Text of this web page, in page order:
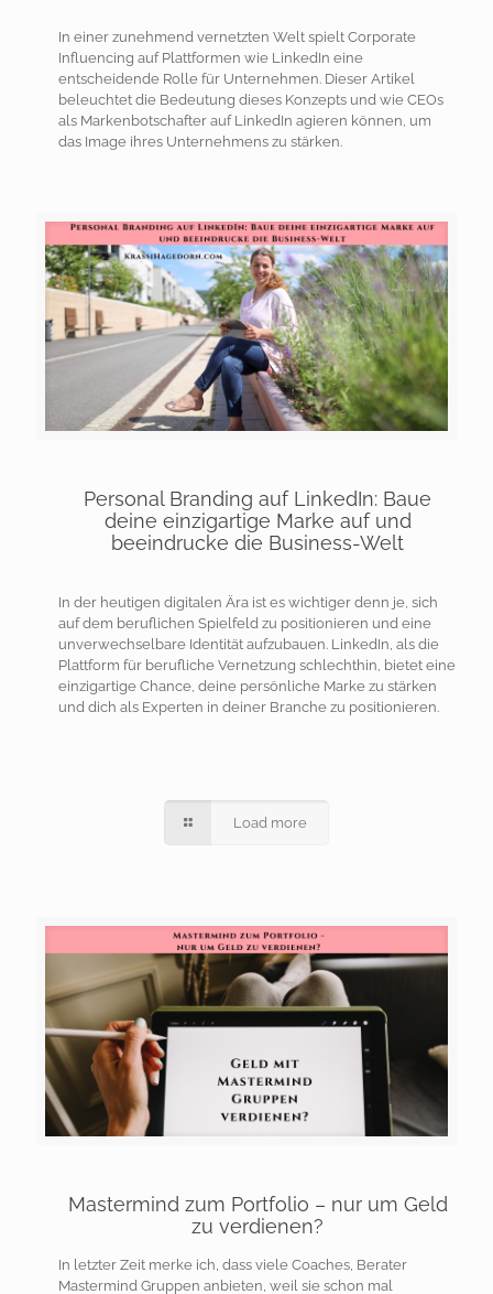
In einer zunehmend vernetzten Welt spielt Corporate
Influencing auf Plattformen wie LinkedIn eine
entscheidende Rolle für Unternehmen. Dieser Artikel
beleuchtet die Bedeutung dieses Konzepts und wie CEOs
als Markenbotschafter auf LinkedIn agieren können, um
das Image ihres Unternehmens zu stärken.
Personal Branding auf LinkedIn: Baue
deine einzigartige Marke auf und
beeindrucke die Business-Welt
In der heutigen digitalen Ära ist es wichtiger denn je, sich
auf dem beruflichen Spielfeld zu positionieren und eine
unverwechselbare Identität aufzubauen. LinkedIn, als die
Plattform für berufliche Vernetzung schlechthin, bietet eine
einzigartige Chance, deine persönliche Marke zu stärken
und dich als Experten in deiner Branche zu positionieren.
Load more
Mastermind zum Portfolio – nur um Geld
zu verdienen?
In letzter Zeit merke ich, dass viele Coaches, Berater
Mastermind Gruppen anbieten, weil sie schon mal